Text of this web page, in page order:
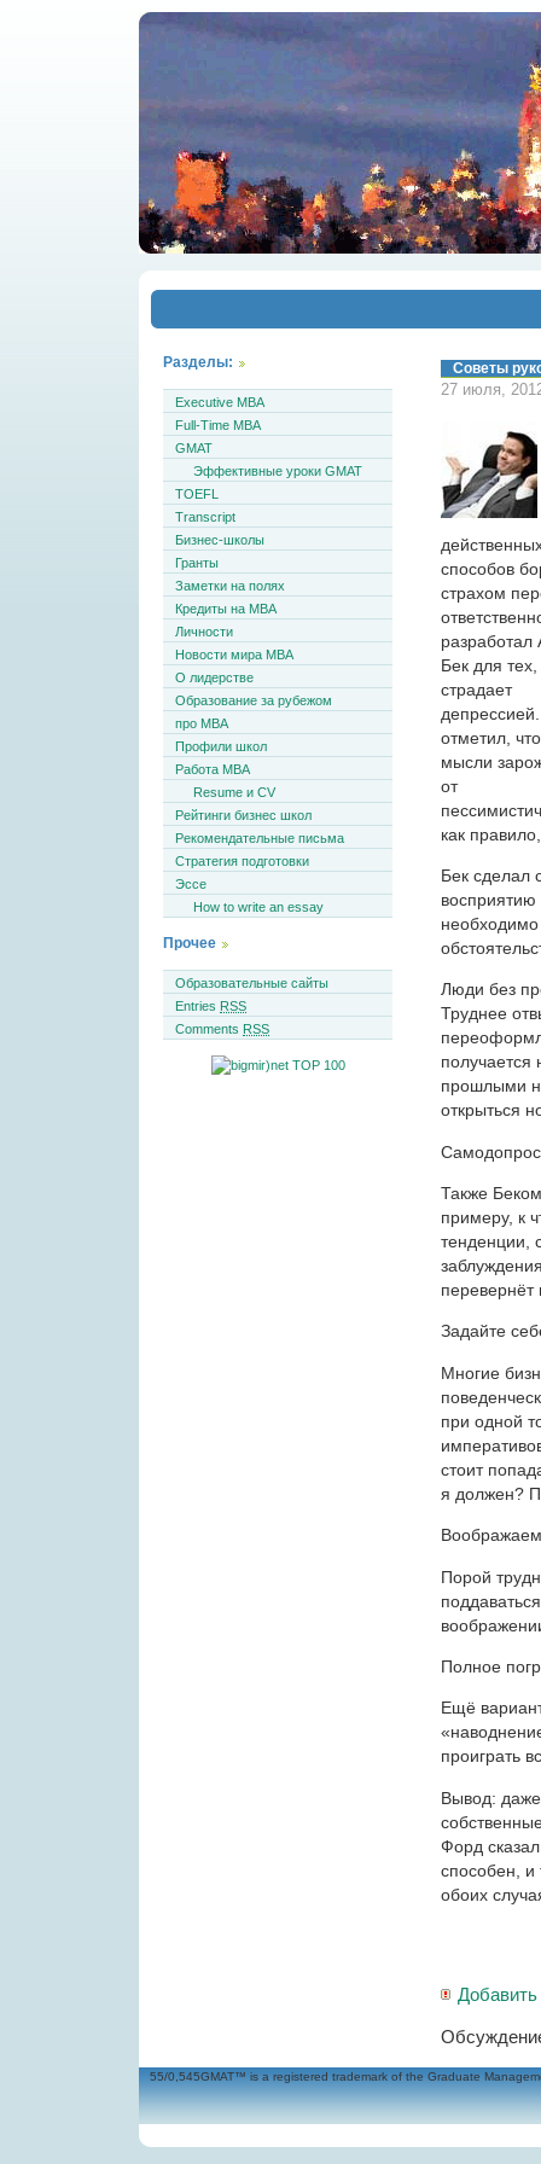
Советы
27 июля,
способов
страхом
разработал
Бек для тех,
страдает
отметил,
мысли
от
как
Бек сделал
восприятию
необходимо
Люди без
Труднее
прошлыми
открыться
Также
примеру, к
тенденции,
перевернёт
Задайте
Многие
при одной
стоит
я должен?
Порой
Полное
Ещё
проиграть
Вывод: даже
Форд
способен, и
обоих
Разделы:
Executive MBA
Full-Time MBA
GMAT
Эффективные уроки GMAT
TOEFL
Transcript
Бизнес-школы
Гранты
Заметки на полях
Кредиты на MBA
Личности
Новости мира MBA
О лидерстве
Образование за рубежом
про MBA
Профили школ
Работа MBA
Resume и CV
Рейтинги бизнес школ
Рекомендательные письма
Стратегия подготовки
Эссе
How to write an essay
Прочее
Образовательные сайты
Entries RSS
Comments RSS
55/0,545GMAT™ is a registered trademark of the Graduate